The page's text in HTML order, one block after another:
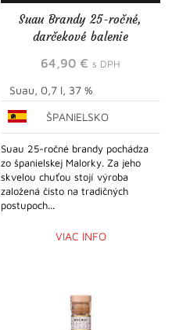
Suau Brandy 25-ročné,
darčekové balenie
64,90 € s DPH
Suau, 0,7 l, 37 %
ŠPANIELSKO
Suau 25-ročné brandy pochádza
zo španielskej Malorky. Za jeho
skvelou chuťou stojí výroba
založená čisto na tradičných
postupoch...
VIAC INFO